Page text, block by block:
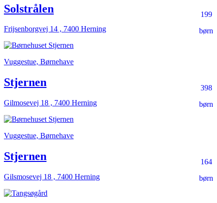
199
børn
Solstrålen
Frijsenborgvej 14 , 7400 Herning
Vuggestue, Børnehave
398
børn
Stjernen
Gilmosevej 18 , 7400 Herning
Vuggestue, Børnehave
164
børn
Stjernen
Gilsmosevej 18 , 7400 Herning